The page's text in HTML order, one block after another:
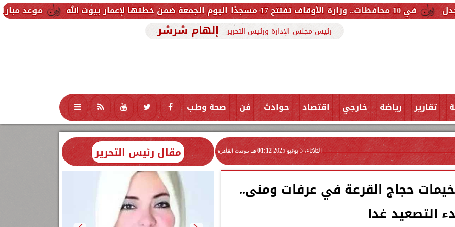
موعد مباراة مصر
رئيس مجلس الإدارة ورئيس التحرير إلهام شرشر
تقارير رياضة خارجي اقتصاد حوادث فن صحة وطب تكنولوجيا منوعات محافظات
الثلاثاء، 3 يونيو 2025 01:12 مـ بتوقيت القاهرة
حجاج القرعة في عرفات ومنى..
التصعيد غدا
مقال رئيس التحرير